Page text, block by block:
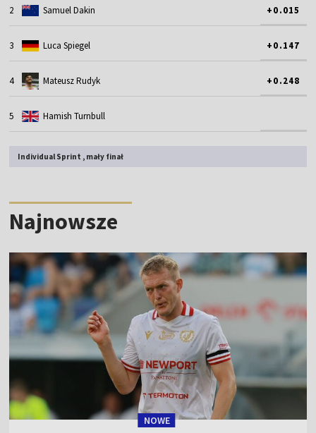
2 Samuel Dakin +0.015
3 Luca Spiegel +0.147
4 Mateusz Rudyk +0.248
5 Hamish Turnbull
Individual Sprint , mały finał
Najnowsze
NOWE